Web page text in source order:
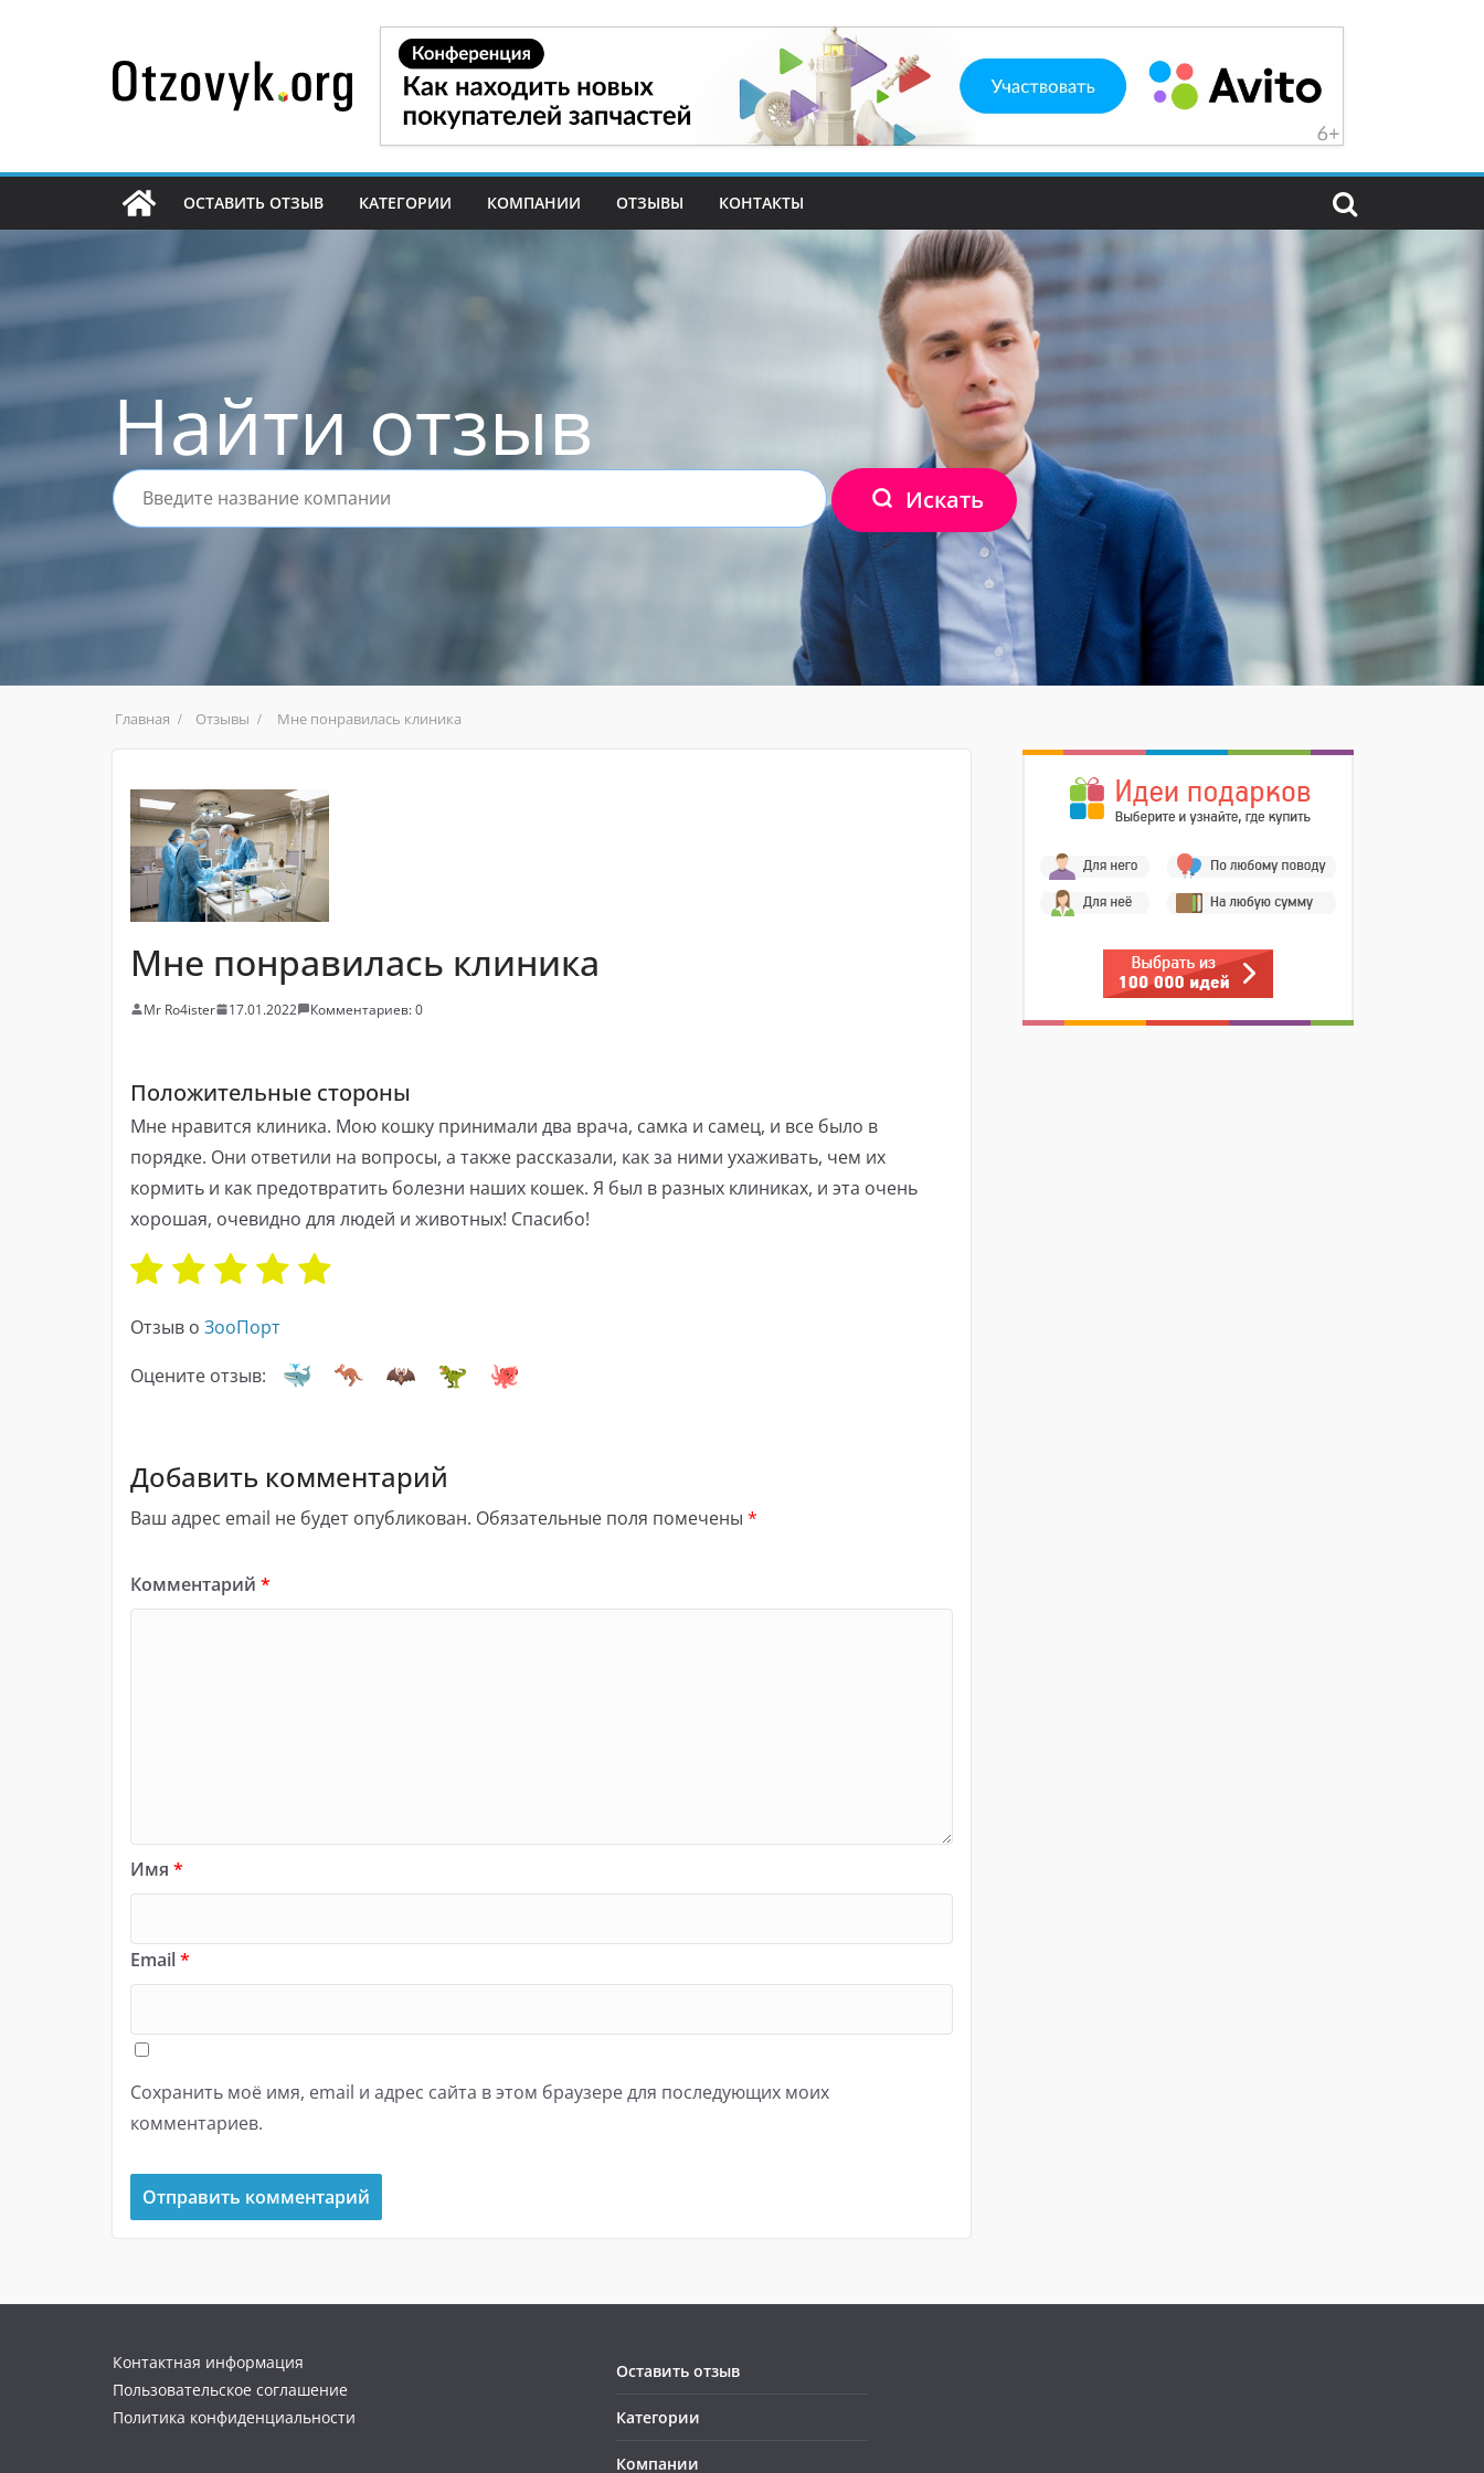
содержимому
ОСТАВИТЬ ОТЗЫВ КАТЕГОРИИ КОМПАНИИ ОТЗЫВЫ КОНТАКТЫ
Найти отзыв
Искать
Главная Отзывы Мне понравилась клиника
Мне понравилась клиника
Mr Ro4ister 17.01.2022 Комментариев: 0
Положительные стороны
Мне нравится клиника. Мою кошку принимали два врача, самка и самец, и все было в
порядке. Они ответили на вопросы, а также рассказали, как за ними ухаживать, чем их
кормить и как предотвратить болезни наших кошек. Я был в разных клиниках, и эта очень
хорошая, очевидно для людей и животных! Спасибо!
Отзыв о ЗооПорт
Оцените отзыв:
Добавить комментарий
Ваш адрес email не будет опубликован. Обязательные поля помечены *
Комментарий *
Имя *
Email*
Сохранить моё имя, email и адрес сайта в этом браузере для последующих моих
комментариев.
Контактная информация
Пользовательское соглашение
Политика конфиденциальности
Оставить отзыв
Категории
Компании